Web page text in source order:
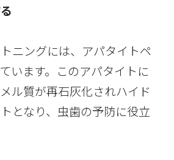
ニングには、アパタイトペ
います。このアパタイトに
ル質が再石灰化されハイド
となり、虫歯の予防に役立